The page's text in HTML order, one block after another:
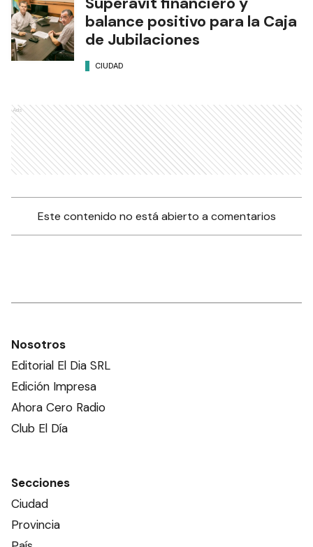
balance positivo para la Caja
de Jubilaciones
CIUDAD
Ads
Este contenido no está abierto a comentarios
Nosotros
Editorial El Dia SRL
Edición Impresa
Ahora Cero Radio
Club El Día
Secciones
Ciudad
Provincia